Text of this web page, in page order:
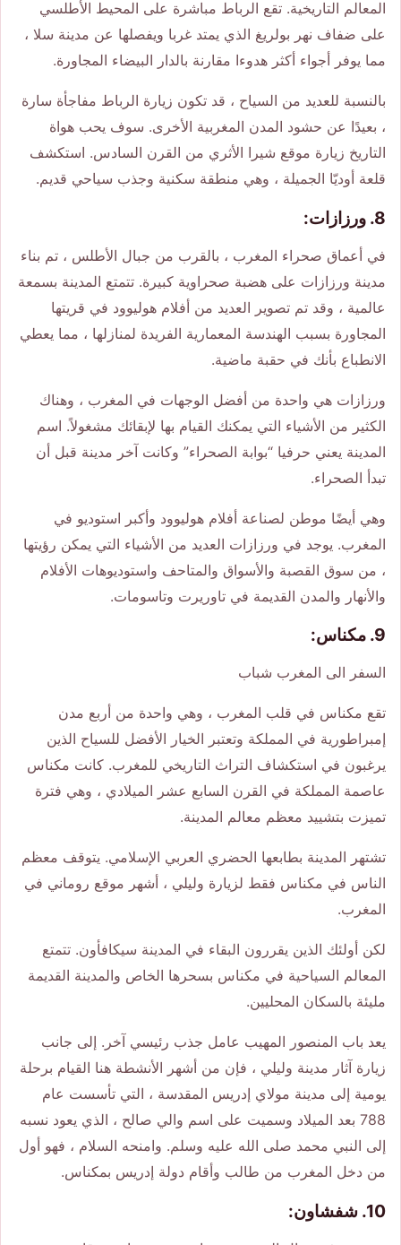
المعالم التاريخية. تقع الرباط مباشرة على المحيط الأطلسي
على ضفاف نهر بولريغ الذي يمتد غربا ويفصلها عن مدينة سلا ،
مما يوفر أجواء أكثر هدوءا مقارنة بالدار البيضاء المجاورة.
بالنسبة للعديد من السياح ، قد تكون زيارة الرباط مفاجأة سارة
، بعيدًا عن حشود المدن المغربية الأخرى. سوف يحب هواة
التاريخ زيارة موقع شيرا الأثري من القرن السادس. استكشف
قلعة أوديّا الجميلة ، وهي منطقة سكنية وجذب سياحي قديم.
8. ورزازات:
في أعماق صحراء المغرب ، بالقرب من جبال الأطلس ، تم بناء
مدينة ورزازات على هضبة صحراوية كبيرة. تتمتع المدينة بسمعة
عالمية ، وقد تم تصوير العديد من أفلام هوليوود في قريتها
المجاورة بسبب الهندسة المعمارية الفريدة لمنازلها ، مما يعطي
الانطباع بأنك في حقبة ماضية.
ورزازات هي واحدة من أفضل الوجهات في المغرب ، وهناك
الكثير من الأشياء التي يمكنك القيام بها لإبقائك مشغولاً. اسم
المدينة يعني حرفيا “بوابة الصحراء” وكانت آخر مدينة قبل أن
تبدأ الصحراء.
وهي أيضًا موطن لصناعة أفلام هوليوود وأكبر استوديو في
المغرب. يوجد في ورزازات العديد من الأشياء التي يمكن رؤيتها
، من سوق القصبة والأسواق والمتاحف واستوديوهات الأفلام
والأنهار والمدن القديمة في تاوريرت وتاسومات.
9. مكناس:
السفر الى المغرب شباب
تقع مكناس في قلب المغرب ، وهي واحدة من أربع مدن
إمبراطورية في المملكة وتعتبر الخيار الأفضل للسياح الذين
يرغبون في استكشاف التراث التاريخي للمغرب. كانت مكناس
عاصمة المملكة في القرن السابع عشر الميلادي ، وهي فترة
تميزت بتشييد معظم معالم المدينة.
تشتهر المدينة بطابعها الحضري العربي الإسلامي. يتوقف معظم
الناس في مكناس فقط لزيارة وليلي ، أشهر موقع روماني في
المغرب.
لكن أولئك الذين يقررون البقاء في المدينة سيكافأون. تتمتع
المعالم السياحية في مكناس بسحرها الخاص والمدينة القديمة
مليئة بالسكان المحليين.
يعد باب المنصور المهيب عامل جذب رئيسي آخر. إلى جانب
زيارة آثار مدينة وليلي ، فإن من أشهر الأنشطة هنا القيام برحلة
يومية إلى مدينة مولاي إدريس المقدسة ، التي تأسست عام
788 بعد الميلاد وسميت على اسم والي صالح ، الذي يعود نسبه
إلى النبي محمد صلى الله عليه وسلم. وامنحه السلام ، فهو أول
من دخل المغرب من طالب وأقام دولة إدريس بمكناس.
10. شفشاون: